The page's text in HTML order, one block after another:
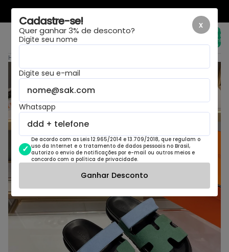
LAYOUT NOVO, MESMA LOJA
Total de
itens no
carrinho:
0
Home
x
Cadastre-se!
Quer ganhar 3% de desconto?
Digite seu nome
Digite seu e-mail
Whatsapp
De acordo com as Leis 12.965/2014 e 13.709/2018, que regulam o
uso da Internet e o tratamento de dados pessoais no Brasil,
autorizo o envio de notificações por e-mail ou outros meios e
concordo com a política de privacidade.
Ganhar Desconto